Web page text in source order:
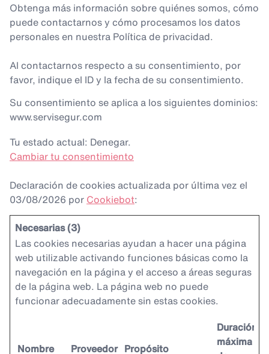
Obtenga más información sobre quiénes somos, cómo
puede contactarnos y cómo procesamos los datos
personales en nuestra Política de privacidad.
Al contactarnos respecto a su consentimiento, por
favor, indique el ID y la fecha de su consentimiento.
Su consentimiento se aplica a los siguientes dominios:
www.servisegur.com
Tu estado actual: Denegar.
Cambiar tu consentimiento
Declaración de cookies actualizada por última vez el
03/08/2026 por Cookiebot:
Necesarias (3)
Las cookies necesarias ayudan a hacer una página
web utilizable activando funciones básicas como la
navegación en la página y el acceso a áreas seguras
de la página web. La página web no puede
funcionar adecuadamente sin estas cookies.
Nombre Proveedor Propósito
Duración
máxima